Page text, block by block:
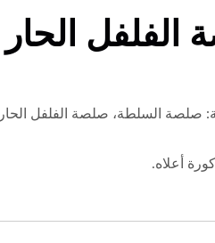
صلصة السلطة، صلصة الفلفل